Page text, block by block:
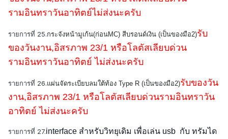
รามอินทราวันอาทิตย์ไม่ส่งนะครับ
รายการที่ 25.กระจังหน้ามูเก้น(ก่อนMC) สีบรอนด์เงิน (เป็นของมือ2)รับ
ของวันงาน,อิสรภาพ 23/1 หรือโลตัสเลียบด่วน
รามอินทราวันอาทิตย์ ไม่ส่งนะครับ
รายการที่ 26.แผ่นจัดระเบียบลมใต้ท้อง Type R (เป็นของมือ2)รับของวัน
งาน,อิสรภาพ 23/1 หรือโลตัสเลียบด่วนรามอินทราวัน
อาทิตย์ ไม่ส่งนะครับ
รายการที่ 27.interface สำหรับวิทยุเดิม เพื่อเล่น usb กับ ทรัมได